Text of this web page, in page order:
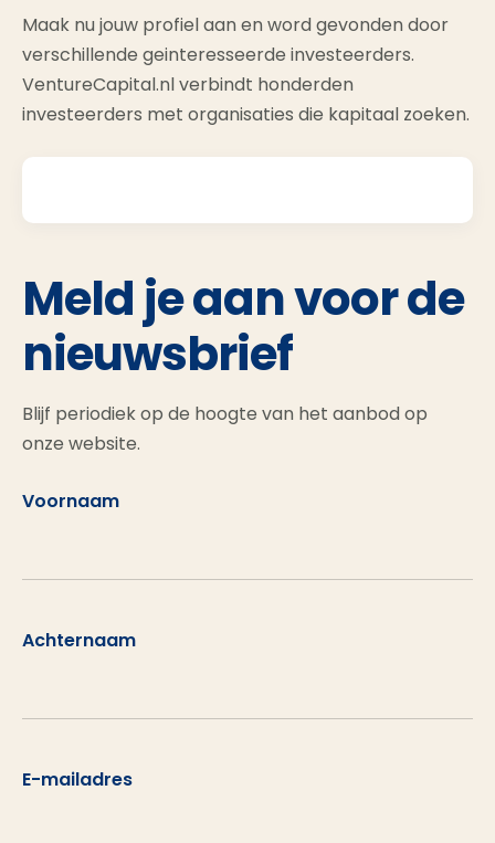
Maak nu jouw profiel aan en word gevonden door
verschillende geinteresseerde investeerders.
VentureCapital.nl verbindt honderden
investeerders met organisaties die kapitaal zoeken.
Meld je aan voor de
nieuwsbrief
Blijf periodiek op de hoogte van het aanbod op
onze website.
Voornaam
Achternaam
E-mailadres